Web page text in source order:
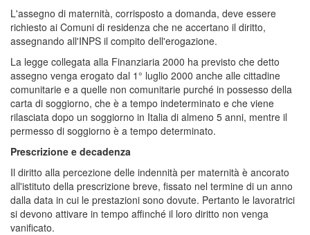
L'assegno di maternità, corrisposto a domanda, deve essere
richiesto ai Comuni di residenza che ne accertano il diritto,
assegnando all'INPS il compito dell'erogazione.
La legge collegata alla Finanziaria 2000 ha previsto che detto
assegno venga erogato dal 1° luglio 2000 anche alle cittadine
comunitarie e a quelle non comunitarie purché in possesso della
carta di soggiorno, che è a tempo indeterminato e che viene
rilasciata dopo un soggiorno in Italia di almeno 5 anni, mentre il
permesso di soggiorno è a tempo determinato.
Prescrizione e decadenza
Il diritto alla percezione delle indennità per maternità è ancorato
all'istituto della prescrizione breve, fissato nel termine di un anno
dalla data in cui le prestazioni sono dovute. Pertanto le lavoratrici
si devono attivare in tempo affinché il loro diritto non venga
vanificato.